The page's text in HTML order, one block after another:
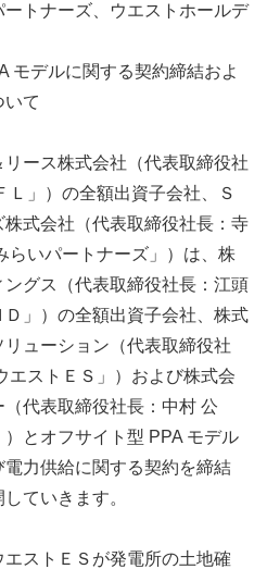
トナーズ、ウエストホールデ
デルに関する契約締結およ
いて
ース株式会社（代表取締役社
Ｌ」）の全額出資子会社、Ｓ
式会社（代表取締役社⾧：寺
らいパートナーズ」）は、株
グス（代表取締役社⾧：江頭
」）の全額出資子会社、株式
ューション（代表取締役社
エストＥＳ」）および株式会
代表取締役社⾧：中村 公
とオフサイト型 PPA モデル
力供給に関する契約を締結
ていきます。
ストＥＳが発電所の土地確